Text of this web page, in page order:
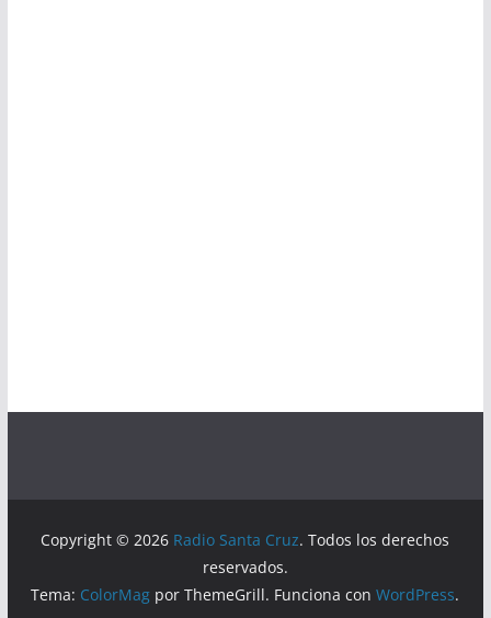
Copyright © 2026 Radio Santa Cruz. Todos los derechos
reservados.
Tema: ColorMag por ThemeGrill. Funciona conWordPress.